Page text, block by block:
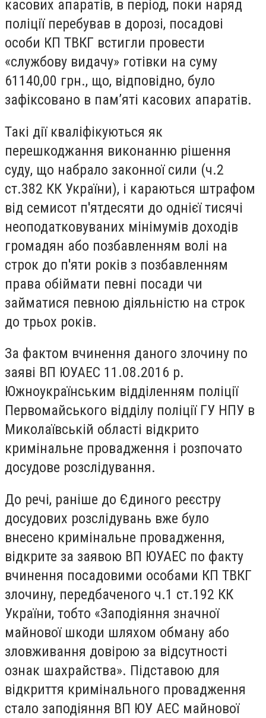
касових апаратів, в період, поки наряд
поліції перебував в дорозі, посадові
особи КП ТВКГ встигли провести
«службову видачу» готівки на суму
61140,00 грн., що, відповідно, було
зафіксовано в пам’яті касових апаратів.
Такі дії кваліфікуються як
перешкоджання виконанню рішення
суду, що набрало законної сили (ч.2
ст.382 КК України), і караються штрафом
від семисот п'ятдесяти до однієї тисячі
неоподатковуваних мінімумів доходів
громадян або позбавленням волі на
строк до п'яти років з позбавленням
права обіймати певні посади чи
займатися певною діяльністю на строк
до трьох років.
За фактом вчинення даного злочину по
заяві ВП ЮУАЕС 11.08.2016 р.
Южноукраїнським відділенням поліції
Первомайського відділу поліції ГУ НПУ в
Миколаївській області відкрито
кримінальне провадження і розпочато
досудове розслідування.
До речі, раніше до Єдиного реєстру
досудових розслідувань вже було
внесено кримінальне провадження,
відкрите за заявою ВП ЮУАЕС по факту
вчинення посадовими особами КП ТВКГ
злочину, передбаченого ч.1 ст.192 КК
України, тобто «Заподіяння значної
майнової шкоди шляхом обману або
зловживання довірою за відсутності
ознак шахрайства». Підставою для
відкриття кримінального провадження
стало заподіяння ВП ЮУ АЕС майнової